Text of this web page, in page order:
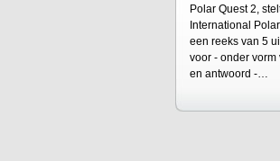
Polar Quest 2,
International
een reeks van 5
voor - onder vorm
en antwoord -…